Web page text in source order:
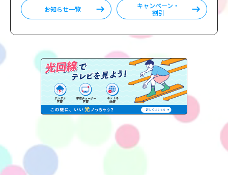
お知らせ一覧
キャンペーン・
割引